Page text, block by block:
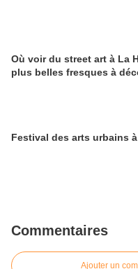
Où voir du street art à La
plus belles fresques à
Festival des arts urbains
Commentaires
Ajouter un